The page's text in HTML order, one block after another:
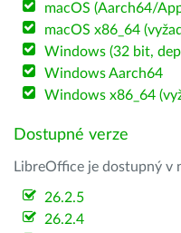
macOS (Aarch64/
macOS x86_64
Windows (32 bit,
Windows Aarch64
Windows x86_64
Dostupné verze
LibreOffice je dostupný v
26.2.5
26.2.4